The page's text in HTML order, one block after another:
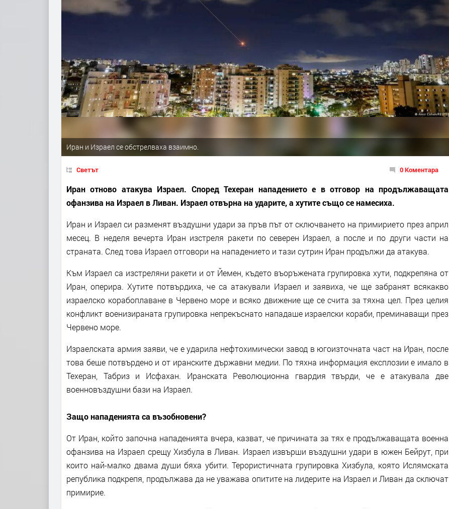
Иран и Израел се обстрелваха взаимно.
Светът 0 Коментара
Иран отново атакува Израел. Според Техеран нападението е в отговор на продължаващата
офанзива на Израел в Ливан. Израел отвърна на ударите, а хутите също се намесиха.
Иран и Израел си разменят въздушни удари за пръв път от сключването на примирието през април
месец. В неделя вечерта Иран изстреля ракети по северен Израел, а после и по други части на
страната. След това Израел отговори на нападението и тази сутрин Иран продължи да атакува.
Към Израел са изстреляни ракети и от Йемен, където въоръжената групировка хути, подкрепяна от
Иран, оперира. Хутите потвърдиха, че са атакували Израел и заявиха, че ще забранят всякакво
израелско корабоплаване в Червено море и всяко движение ще се счита за тяхна цел. През целия
конфликт военизираната групировка непрекъснато нападаше израелски кораби, преминаващи през
Червено море.
Израелската армия заяви, че е ударила нефтохимически завод в югоизточната част на Иран, после
това беше потвърдено и от иранските държавни медии. По тяхна информация експлозии е имало в
Техеран, Табриз и Исфахан. Иранската Революционна гвардия твърди, че е атакувала две
военновъздушни бази на Израел.
Защо нападенията са възобновени?
От Иран, който започна нападенията вчера, казват, че причината за тях е продължаващата военна
офанзива на Израел срещу Хизбула в Ливан. Израел извърши въздушни удари в южен Бейрут, при
които най-малко двама души бяха убити. Терористичната групировка Хизбула, която Ислямската
република подкрепя, продължава да не уважава опитите на лидерите на Израел и Ливан да сключат
примирие.